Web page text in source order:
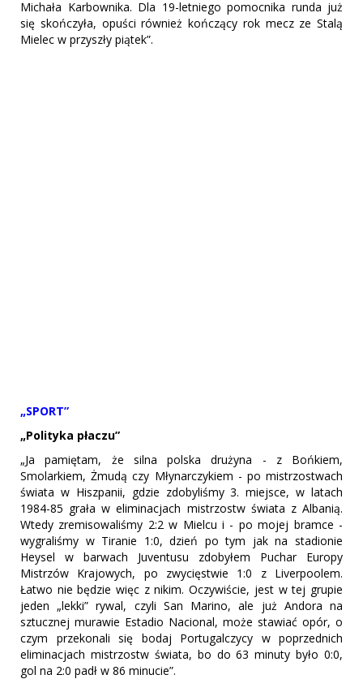
Michała Karbownika. Dla 19-letniego pomocnika runda już
się skończyła, opuści również kończący rok mecz ze Stalą
Mielec w przyszły piątek”.
„SPORT”
„Polityka płaczu”
„Ja pamiętam, że silna polska drużyna - z Bońkiem,
Smolarkiem, Żmudą czy Młynarczykiem - po mistrzostwach
świata w Hiszpanii, gdzie zdobyliśmy 3. miejsce, w latach
1984-85 grała w eliminacjach mistrzostw świata z Albanią.
Wtedy zremisowaliśmy 2:2 w Mielcu i - po mojej bramce -
wygraliśmy w Tiranie 1:0, dzień po tym jak na stadionie
Heysel w barwach Juventusu zdobyłem Puchar Europy
Mistrzów Krajowych, po zwycięstwie 1:0 z Liverpoolem.
Łatwo nie będzie więc z nikim. Oczywiście, jest w tej grupie
jeden „lekki” rywal, czyli San Marino, ale już Andora na
sztucznej murawie Estadio Nacional, może stawiać opór, o
czym przekonali się bodaj Portugalczycy w poprzednich
eliminacjach mistrzostw świata, bo do 63 minuty było 0:0,
gol na 2:0 padł w 86 minucie”.